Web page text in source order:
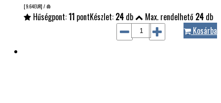
[9.64EUR] / db
Hűségpont:11 pontKészlet: 24 db Max. rendelhető 24 db
Kosárba